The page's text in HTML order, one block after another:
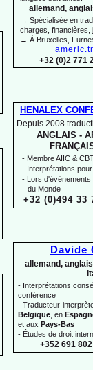
allemand,
→ Spécialisée en
charges, financières,
→ À Bruxelles,
+32 (0)2 771
HENALEX
Depuis 2008
ANGLAIS -
- Membre AIIC &
- Interprétations
- Lors
du Monde
+32 (0)494 33
Davide
allemand,
- Interprétations
conférence
- Traducteur-
Belgique , en
et aux Pays-Bas
- Études de droit
+352 691